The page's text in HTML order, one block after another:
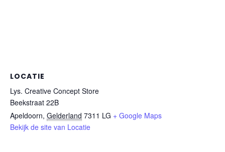
LOCATIE
Lys. Creative Concept Store
Beekstraat 22B
Apeldoorn, Gelderland 7311 LG + Google Maps
Bekijk de site van Locatie